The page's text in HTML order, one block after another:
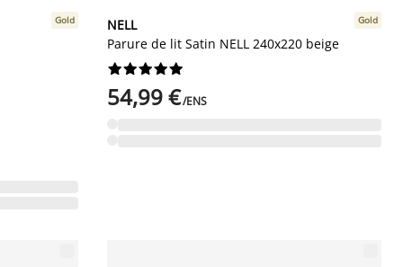
Gold
NELL
Parure de lit Satin NELL 240x220 beige
Gold






54,99 €/ENS